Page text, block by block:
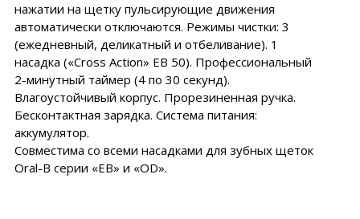
нажатии на щетку пульсирующие движения
автоматически отключаются. Режимы чистки: 3
(ежедневный, деликатный и отбеливание). 1
насадка («Cross Action» EB 50). Профессиональный
2-минутный таймер (4 по 30 секунд).
Влагоустойчивый корпус. Прорезиненная ручка.
Бесконтактная зарядка. Система питания:
аккумулятор.
Совместима со всеми насадками для зубных щеток
Oral-B серии «EB» и «OD».